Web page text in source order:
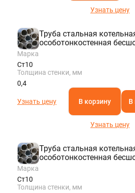
Узнать цену
Труба стальная
особотонкостенная
Марка
Ст10
Толщина стенки, мм
0,4
Узнать цену В корзину В
Узнать цену
Труба стальная
особотонкостенная
Марка
Ст10
Толщина стенки, мм